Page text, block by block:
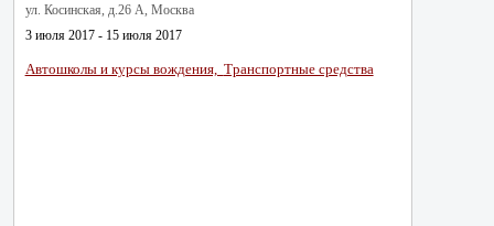
ул. Косинская, д.26 А, Москва
3 июля 2017 - 15 июля 2017
Автошколы и курсы вождения, Транспортные средства